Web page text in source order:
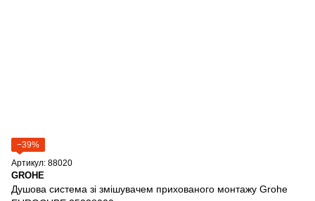
−39%
Артикул: 88020
GROHE
Душова система зі змішувачем прихованого монтажу Grohe